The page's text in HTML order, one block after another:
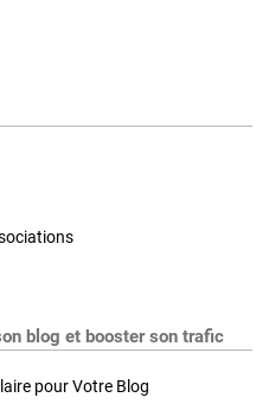
blog et booster son trafic
pour Votre Blog